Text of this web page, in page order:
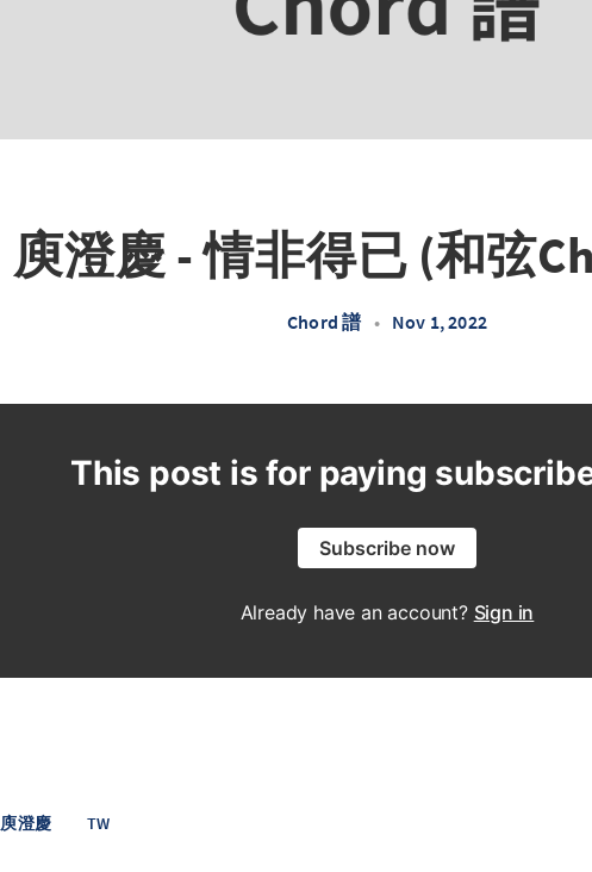
庾澄慶 - 情非得已 (和弦
Chord 譜 • Nov 1, 2022
This post is for paying
Subscribe now
Already have an account? Sign in
庾澄慶 TW